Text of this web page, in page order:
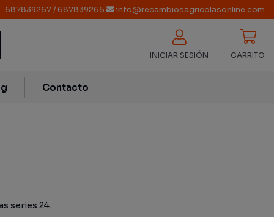
687839267/687839265 info@recambiosagricolasonline.com
INICIAR SESIÓN CARRITO
Contacto
series 24.